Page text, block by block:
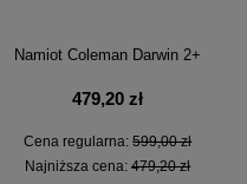
Namiot Coleman Darwin 2+
479,20 zł
Cena regularna:599,00 zł
Najniższa cena:479,20 zł